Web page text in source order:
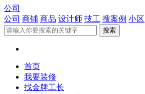
公司
公司 商铺 商品 设计师 技工 搜案例 小区
首页
我要装修
找金牌工长